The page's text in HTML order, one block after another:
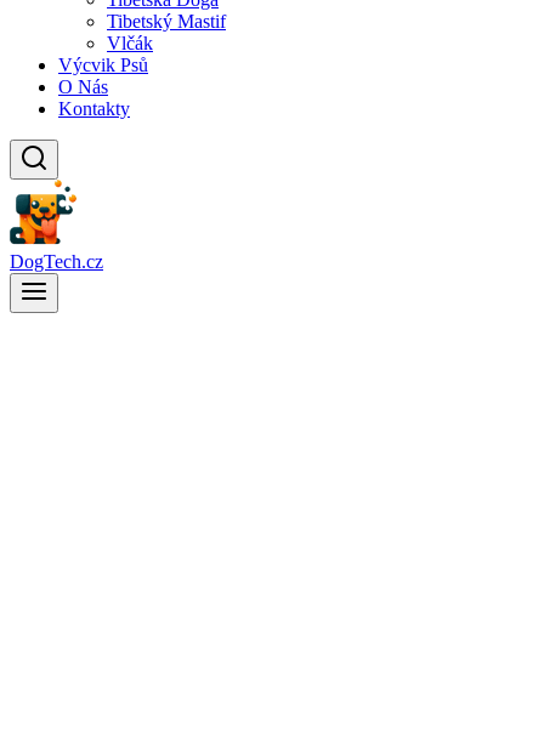
Tibetský Mastif
Vlčák
Výcvik Psů
O Nás
Kontakty
DogTech.cz